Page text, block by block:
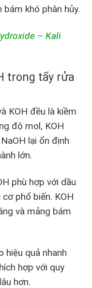
khó phân hủy.
– Kali
trong tẩy rửa
KOH đều là kiềm
độ mol, KOH
lại ổn định
lớn.
phù hợp với dầu
phổ biến. KOH
và mảng bám
hiệu quả nhanh
hợp với quy
hơn.